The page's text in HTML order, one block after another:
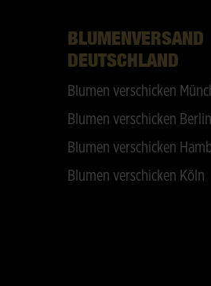
BLUMENVERSAND
DEUTSCHLAND
Blumen verschicken
Blumen verschicken Berlin
Blumen verschicken
Blumen verschicken Köln